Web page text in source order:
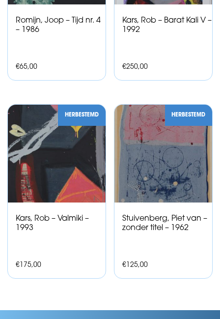
Romijn, Joop – Tijd nr. 4
– 1986
€65,00
Kars, Rob – Barat Kali V –
1992
€250,00
HERBESTEMD
Kars, Rob – Valmiki –
1993
€ 175,00
HERBESTEMD
Stuivenberg, Piet van –
zonder titel – 1962
€ 125,00